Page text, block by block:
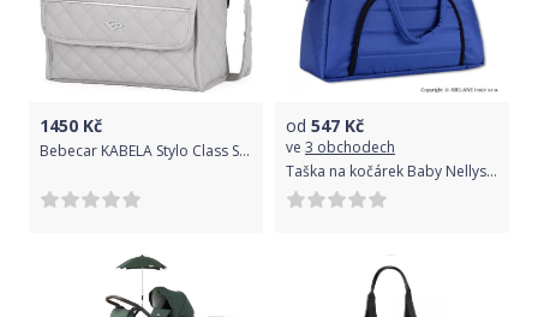
1450 Kč
Bebecar KABELA Stylo Class SP952
od 547 Kč
ve 3 obchodech
Taška na kočárek Baby Nellys ® ADELA LUX -granátová/tm.modrá